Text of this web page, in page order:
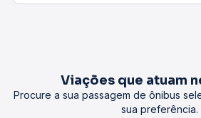
Viações que atuam
Procure a sua passagem de ônibus
sua preferência.